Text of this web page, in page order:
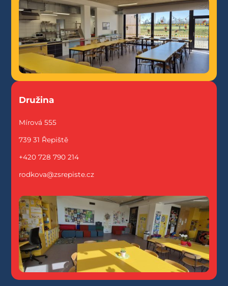
Družina
Mírová 555
739 31 Řepiště
+420 728 790 214
rodkova@zsrepiste.cz